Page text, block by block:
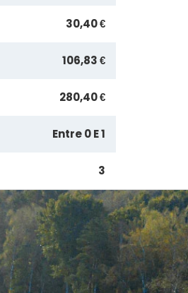
30,40 €
106,83 €
280,40 €
Entre 0 E 1
3